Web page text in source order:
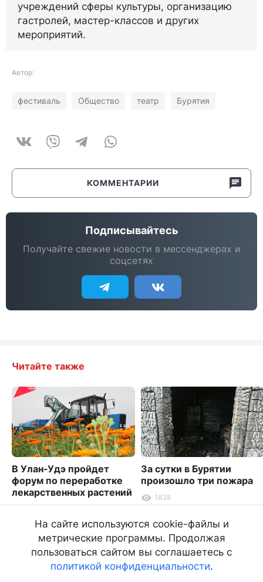
учреждений сферы культуры, организацию
гастролей, мастер-классов и других
мероприятий.
Автор:
фестиваль Общество театр Бурятия
КОММЕНТАРИИ
Подписывайтесь
Получайте свежие новости в мессенджерах и
соцсетях
Читайте также
В Улан-Удэ пройдет
форум по переработке
лекарственных растений
За сутки в Бурятии
произошло три пожара
1838
На сайте используются cookie-файлы и
метрические программы. Продолжая
пользоваться сайтом вы соглашаетесь с
политикой конфиденциальности.